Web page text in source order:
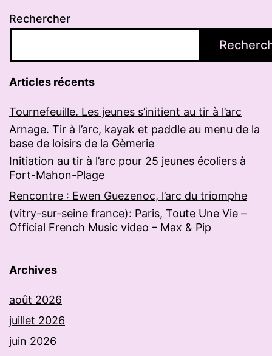
Rechercher
Articles récents
Tournefeuille. Les jeunes s’initient au tir à l’arc
Arnage. Tir à l’arc, kayak et paddle au menu de la
base de loisirs de la Gèmerie
Initiation au tir à l’arc pour 25 jeunes écoliers à
Fort-Mahon-Plage
Rencontre : Ewen Guezenoc, l’arc du triomphe
(vitry-sur-seine france): Paris, Toute Une Vie –
Official French Music video – Max & Pip
Archives
août 2026
juillet 2026
juin 2026